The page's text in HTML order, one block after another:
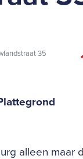
35
alleen